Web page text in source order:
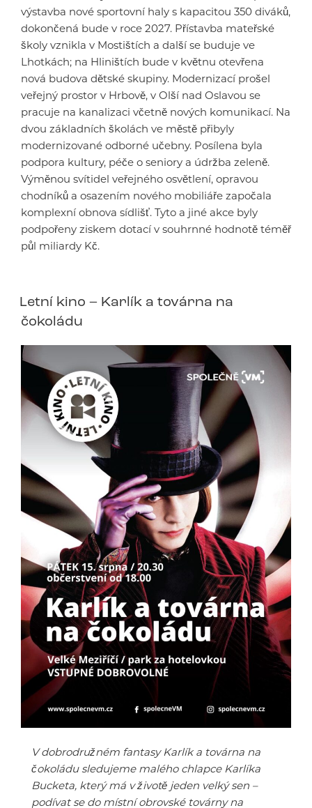
výstavba nové sportovní haly s kapacitou 350 diváků,
dokončená bude v roce 2027. Přístavba mateřské
školy vznikla v Mostištích a další se buduje ve
Lhotkách; na Hliništích bude v květnu otevřena
nová budova dětské skupiny. Modernizací prošel
veřejný prostor v Hrbově, v Olší nad Oslavou se
pracuje na kanalizaci včetně nových komunikací. Na
dvou základních školách ve městě přibyly
modernizované odborné učebny. Posílena byla
podpora kultury, péče o seniory a údržba zeleně.
Výměnou svítidel veřejného osvětlení, opravou
chodníků a osazením nového mobiliáře započala
komplexní obnova sídlišť. Tyto a jiné akce byly
podpořeny ziskem dotací v souhrnné hodnotě téměř
půl miliardy Kč.
Letní kino – Karlík a továrna na
čokoládu
V dobrodružném fantasy Karlík a továrna na
čokoládu sledujeme malého chlapce Karlíka
Bucketa, který má v životě jeden velký sen –
podívat se do místní obrovské továrny na